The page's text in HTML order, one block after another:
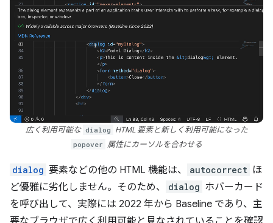
広く利用可能な dialog HTML 要素と新しく利用可能になった
popover 属性にカーソルを合わせる
dialog 要素などの他の HTML 機能は、 autocorrect ほ
ど優雅に劣化しません。そのため、
dialog ホバーカード
を呼び出して、実際には 2022 年から Baseline であり、主